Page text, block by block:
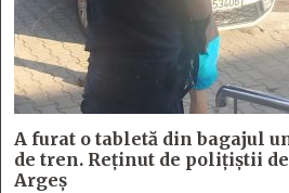
A furat o tabletă din bagajul
de tren. Reținut de polițiștii
Argeș